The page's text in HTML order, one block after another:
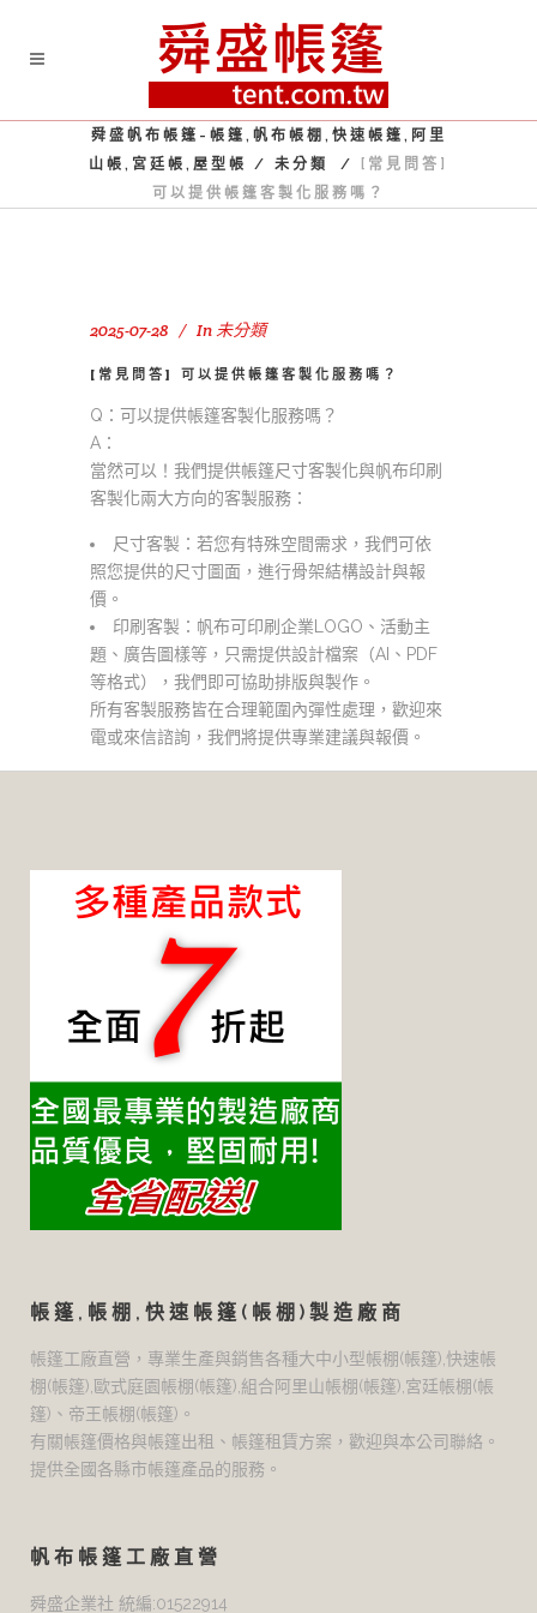
舜盛帆布帳篷-帳篷,帆布帳棚,快速帳篷,阿里
山帳,宮廷帳,屋型帳
/ 未分類 /
[常見問答]
可以提供帳篷客製化服務嗎？
2025-07-28 In未分類
[常見問答] 可以提供帳篷客製化服務嗎？
Q：可以提供帳篷客製化服務嗎？
A：
當然可以！我們提供帳篷尺寸客製化與帆布印刷
客製化兩大方向的客製服務：
尺寸客製：若您有特殊空間需求，我們可依
照您提供的尺寸圖面，進行骨架結構設計與報
價。
印刷客製：帆布可印刷企業LOGO、活動主
題、廣告圖樣等，只需提供設計檔案（AI、PDF
等格式），我們即可協助排版與製作。
所有客製服務皆在合理範圍內彈性處理，歡迎來
電或來信諮詢，我們將提供專業建議與報價。
帳篷,帳棚,快速帳篷(帳棚)製造廠商
帳篷工廠直營，專業生產與銷售各種大中小型帳棚(帳篷),快速帳
棚(帳篷),歐式庭園帳棚(帳篷),組合阿里山帳棚(帳篷),宮廷帳棚(帳
篷)、帝王帳棚(帳篷)。
有關帳篷價格與帳篷出租、帳篷租賃方案，歡迎與本公司聯絡。
提供全國各縣市帳篷產品的服務。
帆布帳篷工廠直營
舜盛企業社 統編:01522914